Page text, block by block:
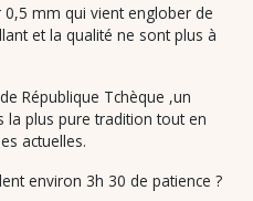
mm qui vient englober de
et la qualité ne sont plus à
République Tchèque ,un
la plus pure tradition tout en
actuelles.
environ 3h 30 de patience ?